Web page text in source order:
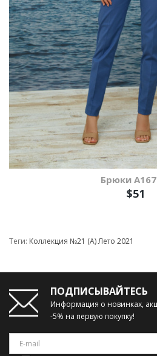
Брюки
$51
Теги: Коллекция №21 (А) Лето 2021
ПОДПИСЫВАЙТЕСЬ
Информация о новинках,
-5% на первую покупку!